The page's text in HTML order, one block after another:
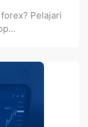
Pelajari